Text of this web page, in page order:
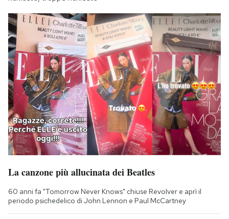
La canzone più allucinata dei Beatles
60 anni fa "Tomorrow Never Knows" chiuse Revolver e aprì il
periodo psichedelico di John Lennon e Paul McCartney